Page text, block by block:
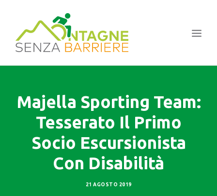
IL PROGETTO
LE TAPPE
LA NOSTRA ESPERIENZA
Majella Sporting Team:
Tesserato Il Primo
Socio Escursionista
Con Disabilità
21 AGOSTO 2019